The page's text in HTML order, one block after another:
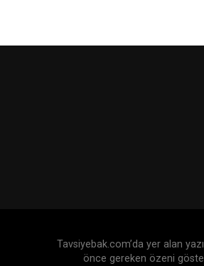
Tavsiyebak.com’da yer alan
önce gereken özeni